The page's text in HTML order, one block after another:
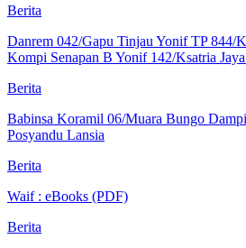
Berita
Danrem 042/Gapu Tinjau Yonif TP 844/
Kompi Senapan B Yonif 142/Ksatria
Berita
Babinsa Koramil 06/Muara Bungo
Posyandu Lansia
Berita
Waif : eBooks (PDF)
Berita